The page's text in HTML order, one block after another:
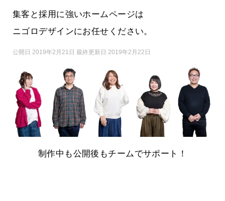
集客と採用に強いホームページは
ニゴロデザインにお任せください。
公開日 2019年2月21日 最終更新日 2019年2月22日
制作中も公開後もチームでサポート！